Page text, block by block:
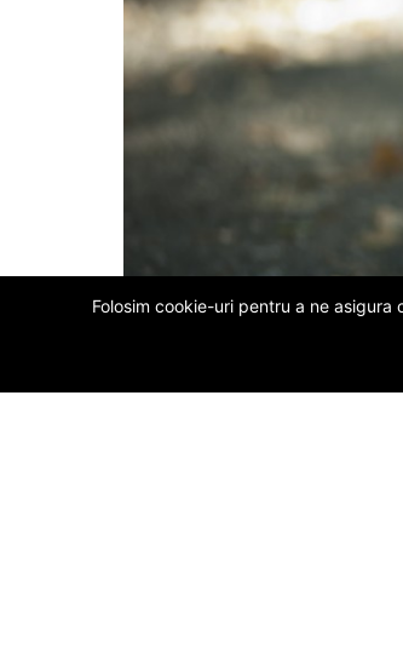
Folosim cookie-uri pentru a ne